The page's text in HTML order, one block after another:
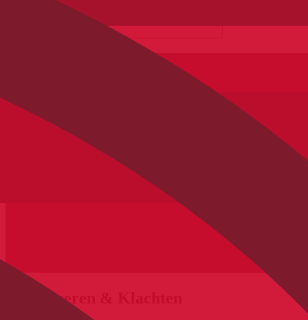
Retourneren & Klachten